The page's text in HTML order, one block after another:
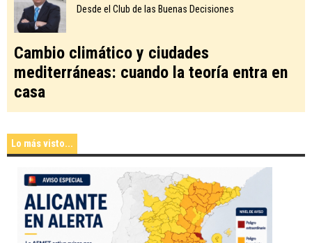
Desde el Club de las Buenas Decisiones
Cambio climático y ciudades
mediterráneas: cuando la teoría entra en
casa
Lo más visto...